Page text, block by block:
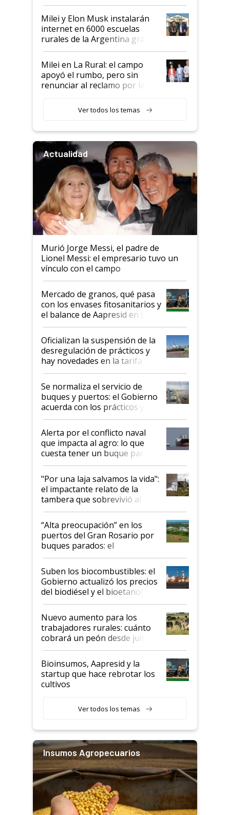
Milei y Elon Musk instalarán
internet en 6000 escuelas
rurales de la Argentina gracias
a un acuerdo con Starlink
Milei en La Rural: el campo
apoyó el rumbo, pero sin
renunciar al reclamo por las
Ver todos los temas
Actualidad
Murió Jorge Messi, el padre de
Lionel Messi: el empresario tuvo un
vínculo con el campo
Mercado de granos, qué pasa
con los envases fitosanitarios y
el balance de Aapresid en La
Posta
Oficializan la suspensión de la
desregulación de prácticos y
hay novedades en la tarifa de
la hidrovía
Se normaliza el servicio de
buques y puertos: el Gobierno
acuerda con los prácticos y
suspende el decreto de
desregulación
Alerta por el conflicto naval
que impacta al agro: lo que
cuesta tener un buque parado
y el peligro de que Argentina
pase a ser "país sucio"
"Por una laja salvamos la vida":
el impactante relato de la
tambera que sobrevivió al
tornado
“Alta preocupación” en los
puertos del Gran Rosario por
buques parados: el
funcionamiento de las
exportadoras en tensión tras
la medida de fuerza de los
prácticos
Suben los biocombustibles: el
Gobierno actualizó los precios
del biodiésel y el bioetanol
Nuevo aumento para los
trabajadores rurales: cuánto
cobrará un peón desde julio
Bioinsumos, Aapresid y la
startup que hace rebrotar los
cultivos
Ver todos los temas
Insumos Agropecuarios